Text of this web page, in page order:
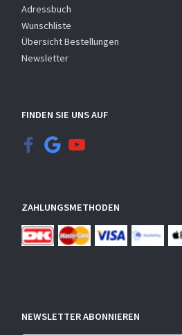
Adressbuch
Wunschliste
Übersicht Bestellungen
Newsletter
FINDEN SIE UNS AUF
ZAHLUNGSMETHODEN
NEWSLETTER ABONNIEREN